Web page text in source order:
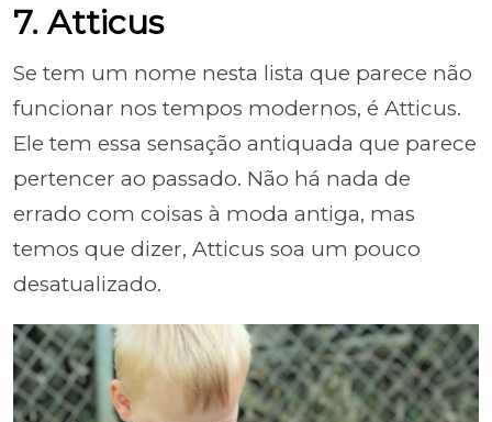
7. Atticus
Se tem um nome nesta lista que parece não
funcionar nos tempos modernos, é Atticus.
Ele tem essa sensação antiquada que parece
pertencer ao passado. Não há nada de
errado com coisas à moda antiga, mas
temos que dizer, Atticus soa um pouco
desatualizado.